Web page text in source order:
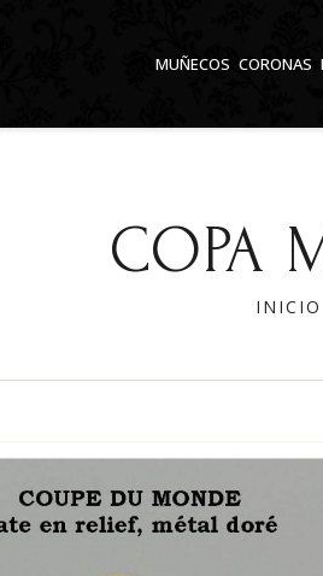
MUÑECOS CORONAS
COPA
INICIO